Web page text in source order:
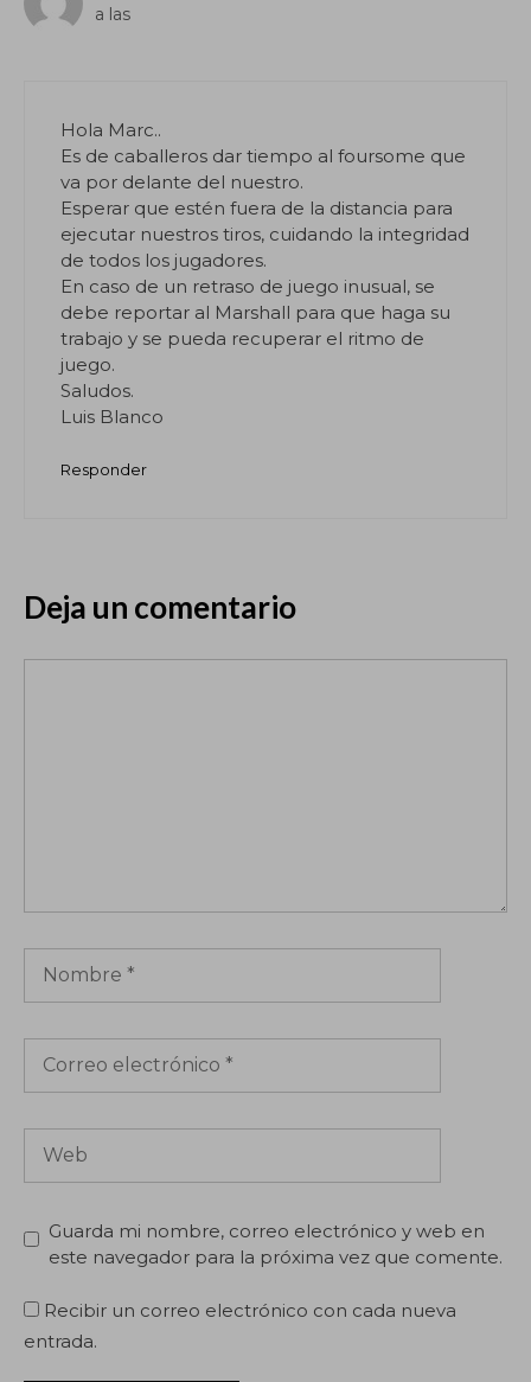
a las
Hola Marc..
Es de caballeros dar tiempo al foursome que
va por delante del nuestro.
Esperar que estén fuera de la distancia para
ejecutar nuestros tiros, cuidando la integridad
de todos los jugadores.
En caso de un retraso de juego inusual, se
debe reportar al Marshall para que haga su
trabajo y se pueda recuperar el ritmo de
juego.
Saludos.
Luis Blanco
Responder
Deja un comentario
electrónico
Guarda mi nombre, correo electrónico y web en
este navegador para la próxima vez que comente.
Recibir un correo electrónico con cada nueva
entrada.